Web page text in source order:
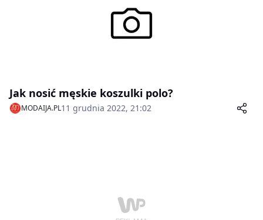
Jak nosić męskie koszulki polo?
MODAIJA.PL11 grudnia 2022, 21:02